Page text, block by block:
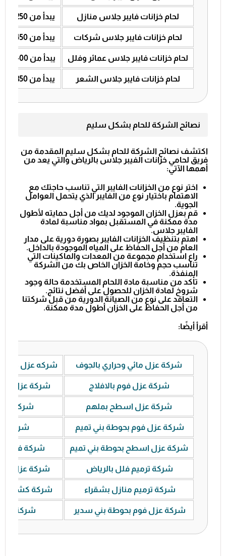
لحام خزانات فايبر جلاس منازل يبدأ من 250 ريال سعودي
لحام خزانات فايبر جلاس شركات يبدأ من 450 ريال سعودي
لحام خزانات فايبر جلاس عمائر وفلل يبدأ من 400 ريال سعودي
لحام خزانات فايبر جلاس الشعر يبدأ من 350 ريال سعودي
نصائح الشركة للحام بشكل سليم
اكتشف نصائح الشركة للحام بشكل سليم المقدمة من
فريق لحامي خزانات الفيبر جلاس بالرياض والتي يعد من
أهمها الآتي:
اختر نوع من الخزانات الفايبر التي تناسب حاجتك مع
الاهتمام باختيار نوع من الفايبر الذي يتحمل العوامل
الجوية.
قم بعزل الخزان الموجود لديك من أجل حمايته لأطول
مدة ممكنة في المستقبل بمواد مناسبة لمادة
الفايبر جلاس.
اهتم بتنظيف الخزانات الفايبر بصورة دورية على مدار
العام من أجل الحفاظ على المياه الموجودة بالداخل.
راع استخدام مجموعة من المعدات والماكينات التي
تناسب حجم وخامة الخزان الخاص بك من الشركة
المنفذة.
تأكد من مناسبة مادة اللحام المستخدمة حالة وجود
شروخ لمادة الخزان للحصول على أفضل نتائج.
التعاقد على نوع من الصيانة الدورية من قبل شركتنا
من أجل الحفاظ على الخزان أطول مدة ممكنة.
أقرأ أيضًا:
شركة عزل مائي وحراري بالجوف شركه عزل
شركة عزل فوم بالافلاج شركة عزل
شركة عزل اسطح بملهم شركة
شركة عزل فوم بحوطة بني تميم شركة
شركة عزل اسطح بحوطة بني تميم شركة فحص
شركة ترميم فلل بالرياض شركة عزل
شركة ترميم منازل بشقراء شركة كشف
شركة عزل فوم بحوطة بني سدير شركة